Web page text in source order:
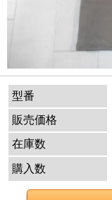
型番
販売価格
在庫数
購入数